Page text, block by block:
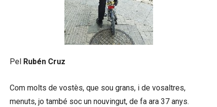
Pel Rubén Cruz
Com molts de vostès, que sou grans, i de vosaltres,
menuts, jo també soc un nouvingut, de fa ara 37 anys.